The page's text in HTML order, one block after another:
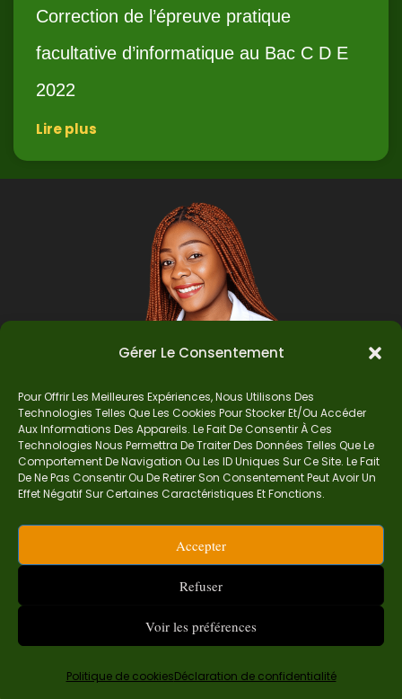
Gérer Le Consentement
Pour Offrir Les Meilleures Expériences, Nous Utilisons Des
Technologies Telles Que Les Cookies Pour Stocker Et/ou Accéder
Aux Informations Des Appareils. Le Fait De Consentir À Ces
Technologies Nous Permettra De Traiter Des Données Telles Que Le
Comportement De Navigation Ou Les ID Uniques Sur Ce Site. Le Fait
De Ne Pas Consentir Ou De Retirer Son Consentement Peut Avoir Un
Effet Négatif Sur Certaines Caractéristiques Et Fonctions.
Accepter
Refuser
Voir les préférences
Politique de cookiesDéclaration de confidentialité
Correction de l’épreuve pratique
facultative d’informatique au Bac C D E
2022
Lire plus
Auteur
Je suis Madame Mba, une enseignante certifiée
mes épreuves, documents mathématiques,
astuces et conseils pour t’aider à comprendre,
468 359
Examen